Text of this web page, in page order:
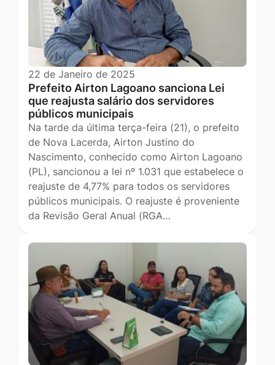
22 de Janeiro de 2025
Prefeito Airton Lagoano sanciona Lei
que reajusta salário dos servidores
públicos municipais
Na tarde da última terça-feira (21), o prefeito
de Nova Lacerda, Airton Justino do
Nascimento, conhecido como Airton Lagoano
(PL), sancionou a lei nº 1.031 que estabelece o
reajuste de 4,77% para todos os servidores
públicos municipais. O reajuste é proveniente
da Revisão Geral Anual (RGA…